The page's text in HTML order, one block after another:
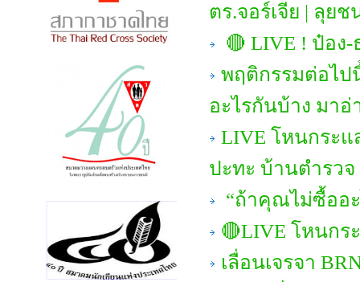
ตร.จอร์เจีย | ลุย
🔴 LIVE ! ป๋อง
พฤติกรรมต่อไป
อะไรกันบ้าง มา
LIVE โหนกระ
ปะทะ บ้านตำรวจ
“ถ้าคุณไม่ซื้ออ
🔴LIVE โหนกร
เลื่อนเจรจา